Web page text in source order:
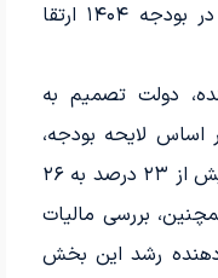
درصدی به ۲۱ هزار میلیارد تومان در بودجه ۱۴۰۴ ارتقا
دولت تصمیم به
اساس لایحه بودجه،
این رقم با یک افزایش قابل توجه بیش از ۲۳ درصد به ۲۶
بررسی مالیات
رشد این بخش